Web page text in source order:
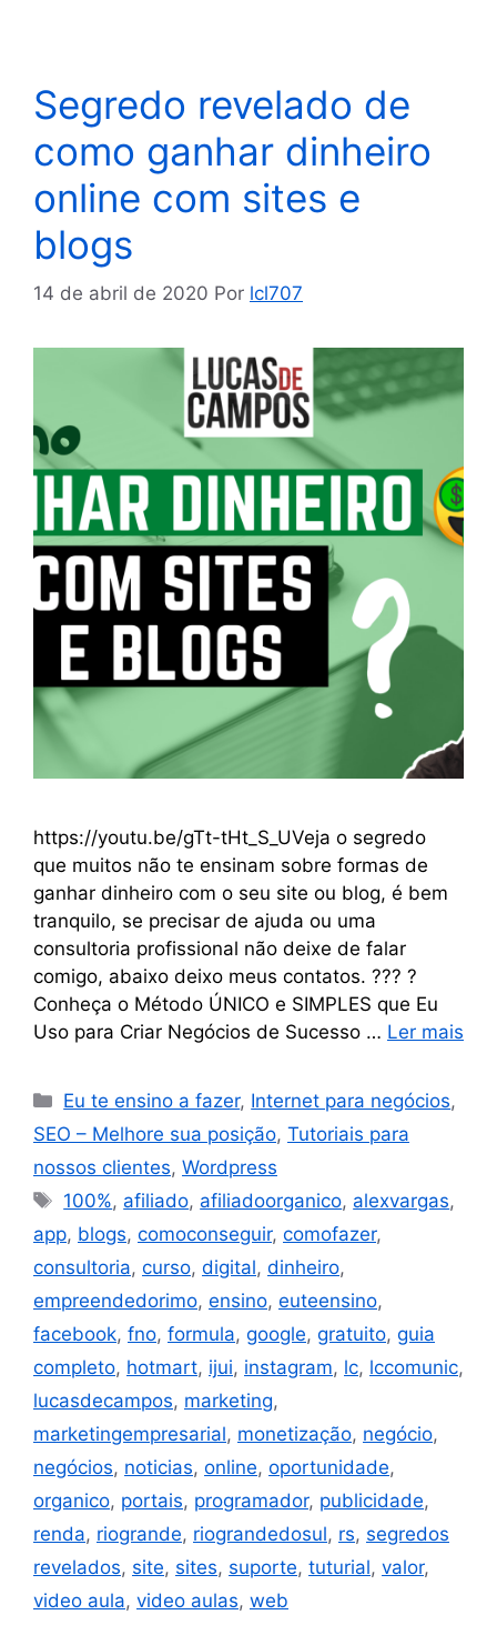
Segredo revelado de
como ganhar dinheiro
online com sites e
blogs
14 de abril de 2020 Por lcl707
https://youtu.be/gTt-tHt_S_UVeja o segredo
que muitos não te ensinam sobre formas de
ganhar dinheiro com o seu site ou blog, é bem
tranquilo, se precisar de ajuda ou uma
consultoria profissional não deixe de falar
comigo, abaixo deixo meus contatos. ??? ?
Conheça o Método ÚNICO e SIMPLES que Eu
Uso para Criar Negócios de Sucesso … Ler mais
Eu te ensino a fazer, Internet para negócios,
SEO – Melhore sua posição, Tutoriais para
nossos clientes, Wordpress
100%, afiliado, afiliadoorganico, alexvargas,
app, blogs, comoconseguir, comofazer,
consultoria, curso, digital, dinheiro,
empreendedorimo, ensino, euteensino,
facebook, fno, formula, google, gratuito, guia
completo, hotmart, ijui, instagram, lc, lccomunic,
lucasdecampos, marketing,
marketingempresarial, monetização, negócio,
negócios, noticias, online, oportunidade,
organico, portais, programador, publicidade,
renda, riogrande, riograndedosul, rs, segredos
revelados, site, sites, suporte, tuturial, valor,
video aula, video aulas, web